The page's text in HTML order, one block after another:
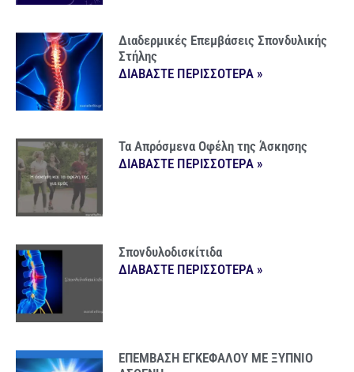
Διαδερμικές Επεμβάσεις Σπονδυλικής
Στήλης
ΔΙΑΒΑΣΤΕ ΠΕΡΙΣΣΟΤΕΡΑ »
Τα Απρόσμενα Οφέλη της Άσκησης
ΔΙΑΒΑΣΤΕ ΠΕΡΙΣΣΟΤΕΡΑ »
Σπονδυλοδισκίτιδα
ΔΙΑΒΑΣΤΕ ΠΕΡΙΣΣΟΤΕΡΑ »
ΕΠΕΜΒΑΣΗ ΕΓΚΕΦΑΛΟΥ ΜΕ ΞΥΠΝΙΟ